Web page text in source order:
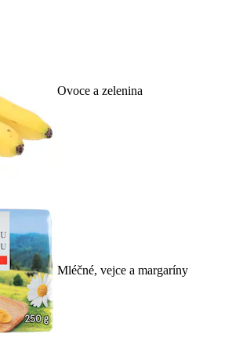
Ovoce a zelenina
Mléčné, vejce a margaríny